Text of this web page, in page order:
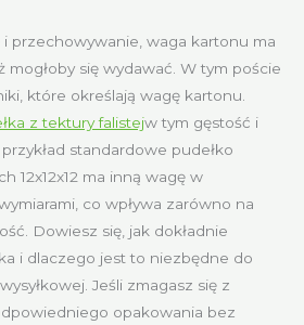
i przechowywanie, waga kartonu ma
mogłoby się wydawać. W tym poście
które określają wagę kartonu.
z tektury falistejw tym gęstość i
standardowe pudełko
12x12x12 ma inną wagę w
co wpływa zarówno na
Dowiesz się, jak dokładnie
i dlaczego jest to niezbędne do
Jeśli zmagasz się z
opakowania bez